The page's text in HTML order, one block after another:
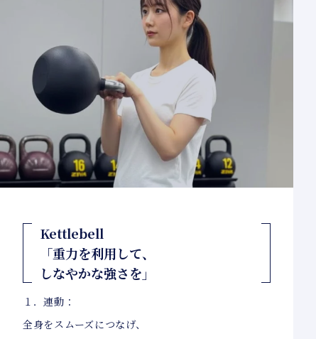
Kettlebell
「重力を利用して、
しなやかな強さを」
１．連動：
全身をスムーズにつなげ、